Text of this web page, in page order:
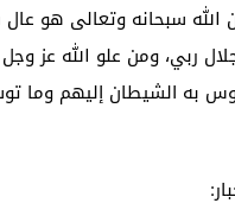
الله سبحانه وتعالى هو
ربي، ومن علو الله عز
به الشيطان إليهم